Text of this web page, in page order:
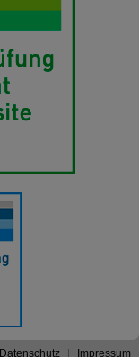
Datenschutz Impressum